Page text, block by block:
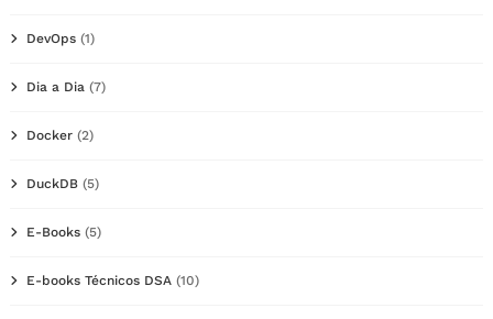
DevOps (1)
Dia a Dia (7)
Docker (2)
DuckDB (5)
E-Books (5)
E-books Técnicos DSA (10)